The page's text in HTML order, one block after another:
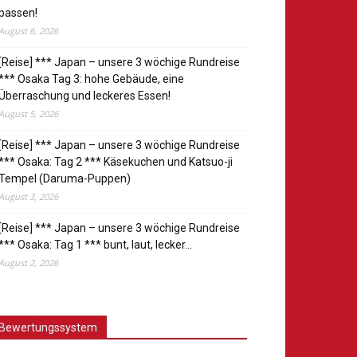
6, 2026
*** Japan – unsere 3 wöchige Rundreise
Osaka Tag 3: hohe Gebäude, eine
und leckeres Essen!
5, 2026
*** Japan – unsere 3 wöchige Rundreise
Osaka: Tag 2 *** Käsekuchen und Katsuo-ji
(Daruma-Puppen)
3, 2026
*** Japan – unsere 3 wöchige Rundreise
Osaka: Tag 1 *** bunt, laut, lecker…
2, 2026